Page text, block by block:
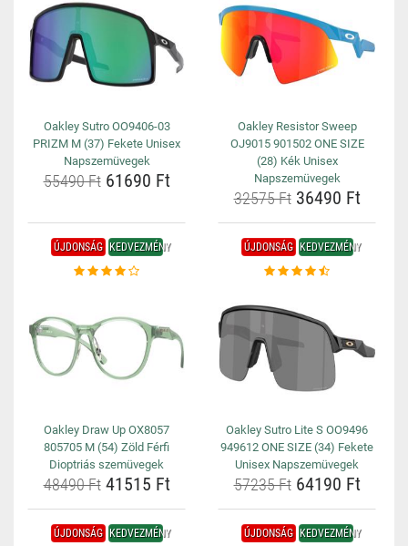
Oakley Sutro OO9406-03
PRIZM M (37) Fekete Unisex
Napszemüvegek
55490 Ft61690 Ft
Oakley Resistor Sweep
OJ9015 901502 ONE SIZE
(28) Kék Unisex
Napszemüvegek
32575 Ft36490 Ft
ÚJDONSÁG KEDVEZMÉNY
Oakley Draw Up OX8057
805705 M (54) Zöld Férfi
Dioptriás szemüvegek
48490 Ft41515 Ft
ÚJDONSÁG KEDVEZMÉNY
Oakley Sutro Lite S OO9496
949612 ONE SIZE (34) Fekete
Unisex Napszemüvegek
57235 Ft64190 Ft
ÚJDONSÁG KEDVEZMÉNY ÚJDONSÁG KEDVEZMÉNY